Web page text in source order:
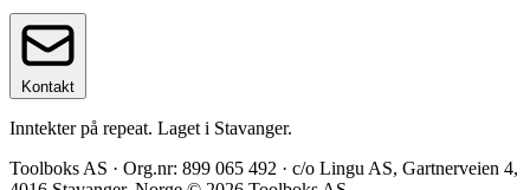
Kontakt
Inntekter på repeat. Laget i Stavanger.
Toolboks AS · Org.nr: 899 065 492 · c/o Lingu AS, Gartnerveien 4,